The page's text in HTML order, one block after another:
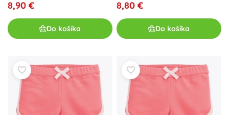
8,90 €
Do košíka
8,80 €
Do košíka